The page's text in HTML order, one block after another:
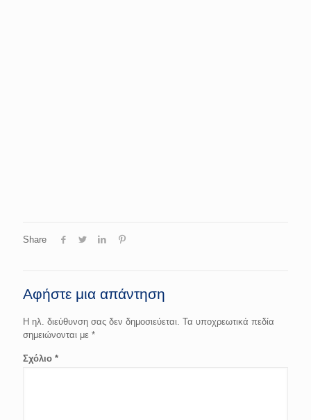
Share
Αφήστε μια απάντηση
Η ηλ. διεύθυνση σας δεν δημοσιεύεται. Τα υποχρεωτικά πεδία
σημειώνονται με *
Σχόλιο *